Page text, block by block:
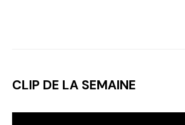
CLIP DE LA SEMAINE